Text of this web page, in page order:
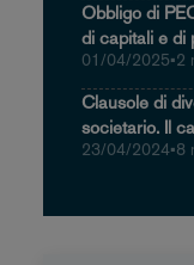
Obbligo di
di capitali e di
01/04/2025•2
Clausole di
societario. Il
23/04/2024•8